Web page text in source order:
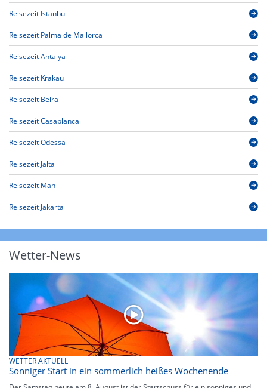
Reisezeit Istanbul
Reisezeit Palma de Mallorca
Reisezeit Antalya
Reisezeit Krakau
Reisezeit Beira
Reisezeit Casablanca
Reisezeit Odessa
Reisezeit Jalta
Reisezeit Man
Reisezeit Jakarta
Wetter-News
WETTER AKTUELL
Sonniger Start in ein sommerlich heißes Wochenende